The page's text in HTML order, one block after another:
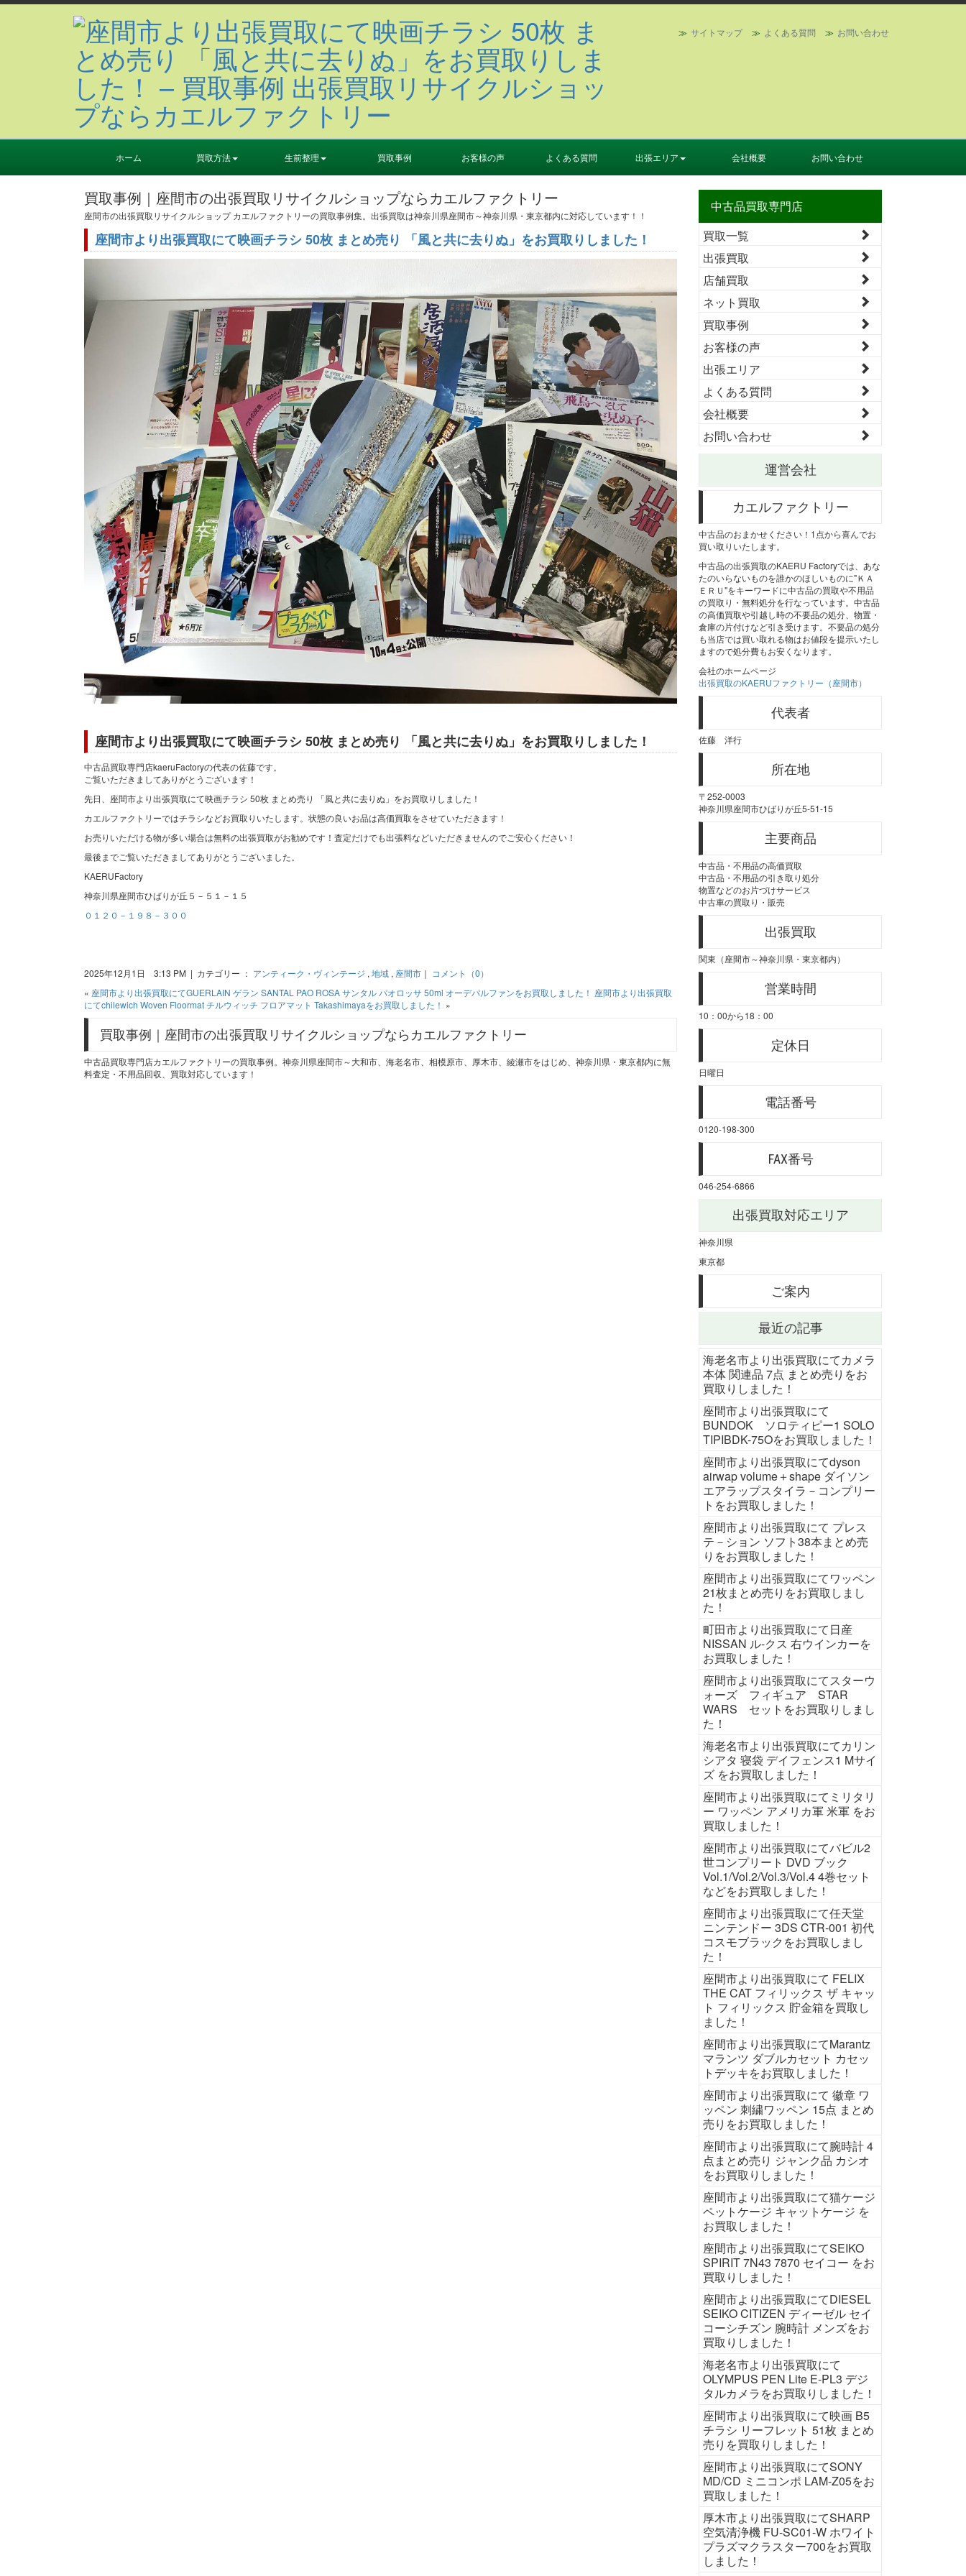
サイトマップ よくある質問 お問い合わせ
ホーム 買取方法 生前整理 買取事例 お客様の声 よくある質問 出張エリア 会社概要 お問い合わせ
買取事例｜座間市の出張買取リサイクルショップならカエルファクトリー
座間市の出張買取リサイクルショップ カエルファクトリーの買取事例集。出張買取は神奈川県座間市～神奈川県・東京都内に対応しています！！
座間市より出張買取にて映画チラシ 50枚 まとめ売り 「風と共に去りぬ」をお買取りしました！
座間市より出張買取にて映画チラシ 50枚 まとめ売り 「風と共に去りぬ」をお買取りしました！
中古品買取専門店kaeruFactoryの代表の佐藤です。
ご覧いただきましてありがとうございます！
先日、座間市より出張買取にて映画チラシ 50枚 まとめ売り 「風と共に去りぬ」をお買取りしました！
カエルファクトリーではチラシなどお買取りいたします。状態の良いお品は高価買取をさせていただきます！
お売りいただける物が多い場合は無料の出張買取がお勧めです！査定だけでも出張料などいただきませんのでご安心ください！
最後までご覧いただきましてありがとうございました。
KAERUFactory
神奈川県座間市ひばりが丘５－５１－１５
０１２０－１９８－３００
2025年12月1日 3:13 PM | カテゴリー ： アンティーク・ヴィンテージ , 地域 , 座間市 ｜ コメント（0）
« 座間市より出張買取にてGUERLAIN ゲラン SANTAL PAO ROSA サンタル パオロッサ 50ml オーデパルファンをお買取しました！ 座間市より出張買取
にてchilewich Woven Floormat チルウィッチ フロアマット Takashimayaをお買取しました！ »
買取事例｜座間市の出張買取リサイクルショップならカエルファクトリー
中古品買取専門店カエルファクトリーの買取事例。神奈川県座間市～大和市、海老名市、相模原市、厚木市、綾瀬市をはじめ、神奈川県・東京都内に無
料査定・不用品回収、買取対応しています！
中古品買取専門店
買取一覧
出張買取
店舗買取
ネット買取
買取事例
お客様の声
出張エリア
よくある質問
会社概要
お問い合わせ
運営会社
カエルファクトリー
中古品のおまかせください！1点から喜んでお
買い取りいたします。
中古品の出張買取のKAERU Factoryでは、あな
たのいらないものを誰かのほしいものに"ＫＡ
ＥＲＵ"をキーワードに中古品の買取や不用品
の買取り・無料処分を行なっています。中古品
の高価買取や引越し時の不要品の処分、物置・
倉庫の片付けなど引き受けます。不要品の処分
も当店では買い取れる物はお値段を提示いたし
ますので処分費もお安くなります。
会社のホームページ
出張買取のKAERUファクトリー（座間市）
代表者
佐藤 洋行
所在地
〒252-0003
神奈川県座間市ひばりが丘5-51-15
主要商品
中古品・不用品の高価買取
中古品・不用品の引き取り処分
物置などのお片づけサービス
中古車の買取り・販売
出張買取
関東（座間市～神奈川県・東京都内）
営業時間
10：00から18：00
定休日
日曜日
電話番号
0120-198-300
FAX番号
046-254-6866
出張買取対応エリア
神奈川県
東京都
ご案内
最近の記事
海老名市より出張買取にてカメラ
本体 関連品 7点 まとめ売りをお
買取りしました！
座間市より出張買取にて
BUNDOK ソロティピー1 SOLO
TIPIBDK-75Oをお買取しました！
座間市より出張買取にてdyson
airwap volume＋shape ダイソン
エアラップスタイラ－コンプリー
トをお買取しました！
座間市より出張買取にて プレス
テ－ション ソフト38本まとめ売
りをお買取しました！
座間市より出張買取にてワッペン
21枚まとめ売りをお買取しまし
た！
町田市より出張買取にて日産
NISSAN ル-クス 右ウインカーを
お買取しました！
座間市より出張買取にてスターウ
ォーズ フィギュア STAR
WARS セットをお買取りしまし
た！
海老名市より出張買取にてカリン
シアタ 寝袋 デイフェンス1 Mサイ
ズ をお買取しました！
座間市より出張買取にてミリタリ
ー ワッペン アメリカ軍 米軍 をお
買取しました！
座間市より出張買取にてバビル2
世コンプリート DVD ブック
Vol.1/Vol.2/Vol.3/Vol.4 4巻セット
などをお買取しました！
座間市より出張買取にて任天堂
ニンテンドー 3DS CTR-001 初代
コスモブラックをお買取しまし
た！
座間市より出張買取にて FELIX
THE CAT フィリックス ザ キャッ
ト フィリックス 貯金箱を買取し
ました！
座間市より出張買取にてMarantz
マランツ ダブルカセット カセッ
トデッキをお買取しました！
座間市より出張買取にて 徽章 ワ
ッペン 刺繍ワッペン 15点 まとめ
売りをお買取しました！
座間市より出張買取にて腕時計 4
点まとめ売り ジャンク品 カシオ
をお買取りしました！
座間市より出張買取にて猫ケージ
ペットケージ キャットケージ を
お買取しました！
座間市より出張買取にてSEIKO
SPIRIT 7N43 7870 セイコー をお
買取りしました！
座間市より出張買取にてDIESEL
SEIKO CITIZEN ディーゼル セイ
コーシチズン 腕時計 メンズをお
買取りしました！
海老名市より出張買取にて
OLYMPUS PEN Lite E-PL3 デジ
タルカメラをお買取りしました！
座間市より出張買取にて映画 B5
チラシ リーフレット 51枚 まとめ
売りを買取りしました！
座間市より出張買取にてSONY
MD/CD ミニコンポ LAM-Z05をお
買取しました！
厚木市より出張買取にてSHARP
空気清浄機 FU-SC01-W ホワイト
プラズマクラスター700をお買取
しました！